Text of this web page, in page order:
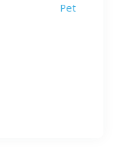
Pet